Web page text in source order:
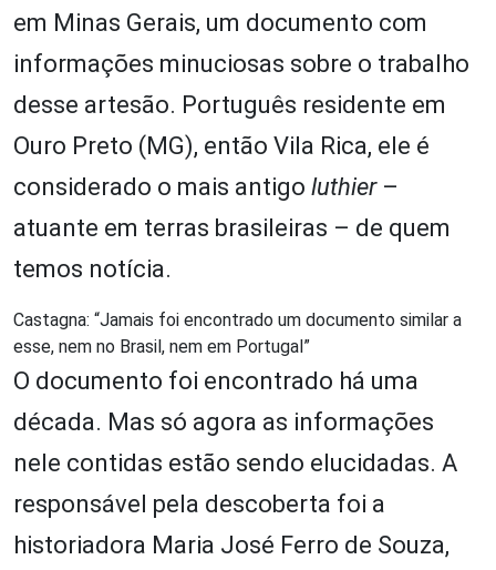
em Minas Gerais, um documento com
informações minuciosas sobre o trabalho
desse artesão. Português residente em
Ouro Preto (MG), então Vila Rica, ele é
considerado o mais antigo luthier–
atuante em terras brasileiras – de quem
temos notícia.
Castagna: “Jamais foi encontrado um documento similar a
esse, nem no Brasil, nem em Portugal”
O documento foi encontrado há uma
década. Mas só agora as informações
nele contidas estão sendo elucidadas. A
responsável pela descoberta foi a
historiadora Maria José Ferro de Souza,